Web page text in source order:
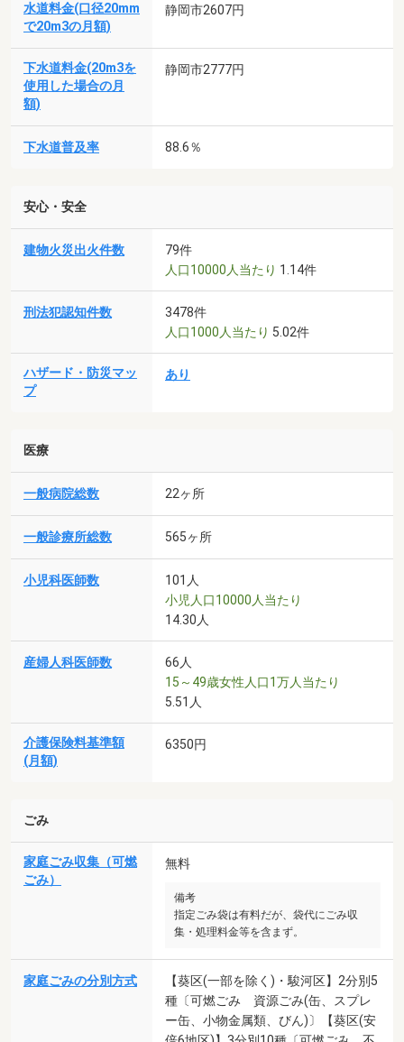
水道料金(口径20mm
で20m3の月額)
静岡市2607円
下水道料金(20m3を
使用した場合の月
額)
静岡市2777円
下水道普及率 88.6％
安心・安全
建物火災出火件数
79件
人口10000人当たり 1.14件
刑法犯認知件数
3478件
人口1000人当たり 5.02件
ハザード・防災マッ
プ
あり
医療
一般病院総数 22ヶ所
一般診療所総数 565ヶ所
小児科医師数
101人
小児人口10000人当たり
14.30人
産婦人科医師数
66人
15～49歳女性人口1万人当たり
5.51人
介護保険料基準額
(月額)
6350円
ごみ
家庭ごみ収集（可燃
ごみ）
無料
備考
指定ごみ袋は有料だが、袋代にごみ収
集・処理料金等を含まず。
家庭ごみの分別方式
【葵区(一部を除く)・駿河区】2分別5
種〔可燃ごみ 資源ごみ(缶、スプレ
ー缶、小物金属類、びん)〕【葵区(安